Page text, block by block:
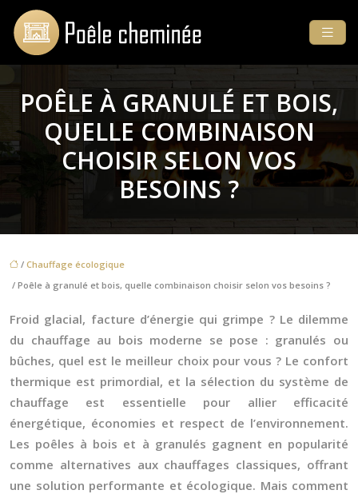
POÊLE À GRANULÉ ET BOIS,
QUELLE COMBINAISON
CHOISIR SELON VOS
BESOINS ?
/ Chauffage écologique
/ Poêle à granulé et bois, quelle combinaison choisir selon vos besoins ?
Froid glacial, facture d’énergie qui grimpe ? Le dilemme
du chauffage au bois moderne se pose : granulés ou
bûches, quel est le meilleur choix pour vous ? Le confort
thermique est primordial, et la sélection du système de
chauffage est essentielle pour allier efficacité
énergétique, économies et respect de l’environnement.
Les poêles à bois et à granulés gagnent en popularité
comme alternatives aux chauffages classiques, offrant
une solution performante et écologique. Mais comment